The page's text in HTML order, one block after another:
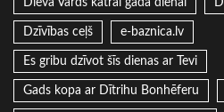
Dzīvības ceļš e-baznica.lv
Es gribu dzīvot šīs dienas ar Tevi
Gads kopa ar Dītrihu Bonhēferu